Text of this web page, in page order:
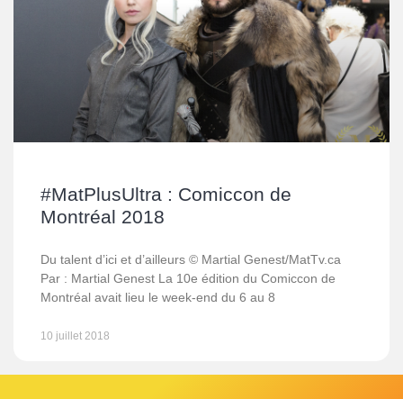
#MatPlusUltra : Comiccon de
Montréal 2018
Du talent d’ici et d’ailleurs © Martial Genest/MatTv.ca
Par : Martial Genest La 10e édition du Comiccon de
Montréal avait lieu le week-end du 6 au 8
10 juillet 2018